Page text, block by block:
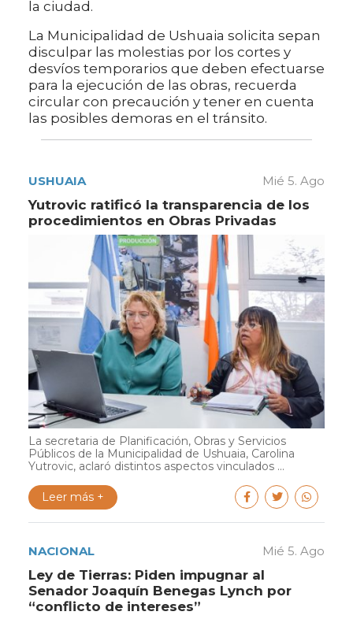
la ciudad.
La Municipalidad de Ushuaia solicita sepan
disculpar las molestias por los cortes y
desvíos temporarios que deben efectuarse
para la ejecución de las obras, recuerda
circular con precaución y tener en cuenta
las posibles demoras en el tránsito.
USHUAIA Mié 5. Ago
Yutrovic ratificó la transparencia de los
procedimientos en Obras Privadas
La secretaria de Planificación, Obras y Servicios
Públicos de la Municipalidad de Ushuaia, Carolina
Yutrovic, aclaró distintos aspectos vinculados ...
Leer más +
NACIONAL Mié 5. Ago
Ley de Tierras: Piden impugnar al
Senador Joaquín Benegas Lynch por
“conflicto de intereses”